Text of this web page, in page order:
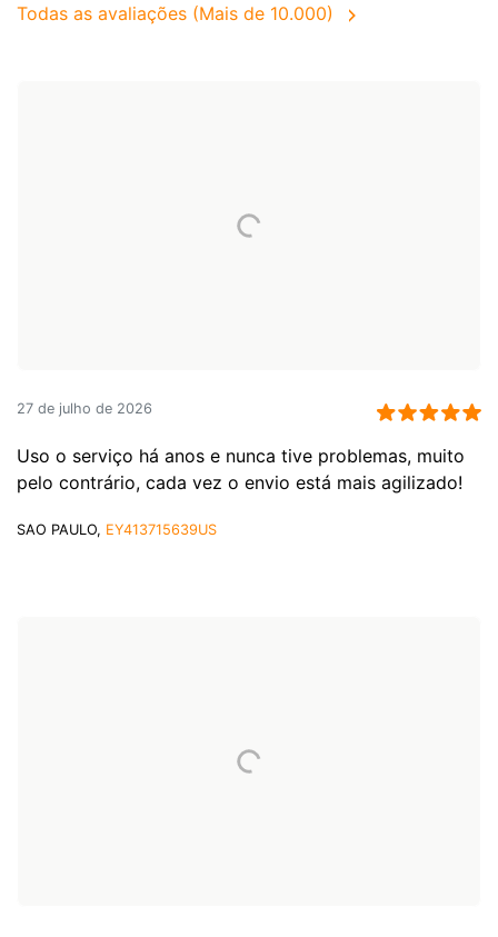
Todas as avaliações (Mais de 10.000)
27 de julho de 2026
Uso o serviço há anos e nunca tive problemas, muito
pelo contrário, cada vez o envio está mais agilizado!
SAO PAULO, EY413715639US